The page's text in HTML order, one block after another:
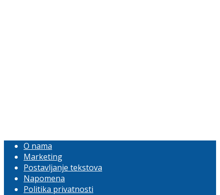
O nama
Marketing
Postavljanje tekstova
Napomena
Politika privatnosti